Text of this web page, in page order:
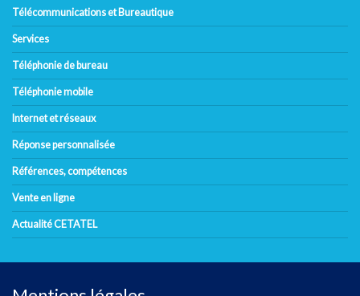
Télécommunications et Bureautique
Services
Téléphonie de bureau
Téléphonie mobile
Internet et réseaux
Réponse personnalisée
Références, compétences
Vente en ligne
Actualité CETATEL